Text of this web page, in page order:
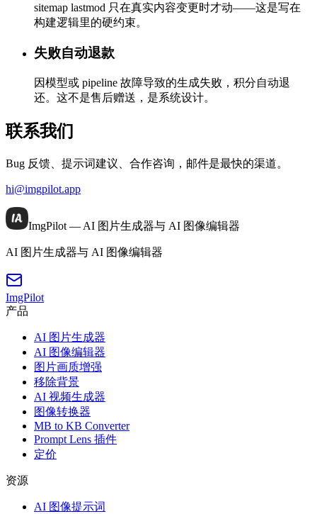
sitemap lastmod 只在真实内容变更时才动——这是写在
构建逻辑里的硬约束。
失败自动退款
因模型或 pipeline 故障导致的生成失败，积分自动退
还。这不是售后赠送，是系统设计。
联系我们
Bug 反馈、提示词建议、合作咨询，邮件是最快的渠道。
hi@imgpilot.app
ImgPilot — AI 图片生成器与 AI 图像编辑器
AI 图片生成器与 AI 图像编辑器
ImgPilot
产品
AI 图片生成器
AI 图像编辑器
图片画质增强
移除背景
AI 视频生成器
图像转换器
MB to KB Converter
Prompt Lens 插件
定价
资源
AI 图像提示词